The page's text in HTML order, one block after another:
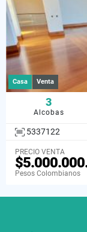
Casa Venta
3
Alcobas
5337122
PRECIO VENTA
Pesos Colombianos